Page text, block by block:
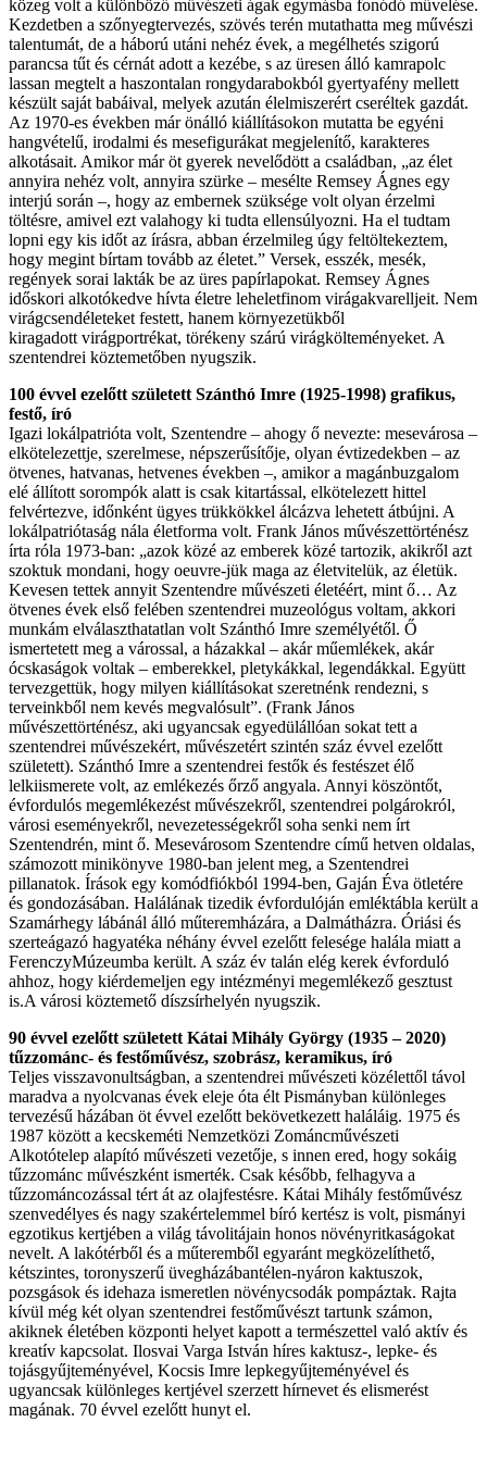
közeg volt a különböző művészeti ágak egymásba fonódó művelése.
Kezdetben a szőnyegtervezés, szövés terén mutathatta meg művészi
talentumát, de a háború utáni nehéz évek, a megélhetés szigorú
parancsa tűt és cérnát adott a kezébe, s az üresen álló kamrapolc
lassan megtelt a haszontalan rongydarabokból gyertyafény mellett
készült saját babáival, melyek azután élelmiszerért cseréltek gazdát.
Az 1970-es években már önálló kiállításokon mutatta be egyéni
hangvételű, irodalmi és mesefigurákat megjelenítő, karakteres
alkotásait. Amikor már öt gyerek nevelődött a családban, „az élet
annyira nehéz volt, annyira szürke – mesélte Remsey Ágnes egy
interjú során –, hogy az embernek szüksége volt olyan érzelmi
töltésre, amivel ezt valahogy ki tudta ellensúlyozni. Ha el tudtam
lopni egy kis időt az írásra, abban érzelmileg úgy feltöltekeztem,
hogy megint bírtam tovább az életet.” Versek, esszék, mesék,
regények sorai lakták be az üres papírlapokat. Remsey Ágnes
időskori alkotókedve hívta életre leheletfinom virágakvarelljeit. Nem
virágcsendéleteket festett, hanem környezetükből
kiragadott virágportrékat, törékeny szárú virágkölteményeket. A
szentendrei köztemetőben nyugszik.
100 évvel ezelőtt született Szánthó Imre (1925-1998) grafikus,
festő, író
Igazi lokálpatrióta volt, Szentendre – ahogy ő nevezte: mesevárosa –
elkötelezettje, szerelmese, népszerűsítője, olyan évtizedekben – az
ötvenes, hatvanas, hetvenes években –, amikor a magánbuzgalom
elé állított sorompók alatt is csak kitartással, elkötelezett hittel
felvértezve, időnként ügyes trükkökkel álcázva lehetett átbújni. A
lokálpatriótaság nála életforma volt. Frank János művészettörténész
írta róla 1973-ban: „azok közé az emberek közé tartozik, akikről azt
szoktuk mondani, hogy oeuvre-jük maga az életvitelük, az életük.
Kevesen tettek annyit Szentendre művészeti életéért, mint ő… Az
ötvenes évek első felében szentendrei muzeológus voltam, akkori
munkám elválaszthatatlan volt Szánthó Imre személyétől. Ő
ismertetett meg a várossal, a házakkal – akár műemlékek, akár
ócskaságok voltak – emberekkel, pletykákkal, legendákkal. Együtt
tervezgettük, hogy milyen kiállításokat szeretnénk rendezni, s
terveinkből nem kevés megvalósult”. (Frank János
művészettörténész, aki ugyancsak egyedülállóan sokat tett a
szentendrei művészekért, művészetért szintén száz évvel ezelőtt
született). Szánthó Imre a szentendrei festők és festészet élő
lelkiismerete volt, az emlékezés őrző angyala. Annyi köszöntőt,
évfordulós megemlékezést művészekről, szentendrei polgárokról,
városi eseményekről, nevezetességekről soha senki nem írt
Szentendrén, mint ő. Mesevárosom Szentendre című hetven oldalas,
számozott minikönyve 1980-ban jelent meg, a Szentendrei
pillanatok. Írások egy komódfiókból 1994-ben, Gaján Éva ötletére
és gondozásában. Halálának tizedik évfordulóján emléktábla került a
Szamárhegy lábánál álló műteremházára, a Dalmátházra. Óriási és
szerteágazó hagyatéka néhány évvel ezelőtt felesége halála miatt a
FerenczyMúzeumba került. A száz év talán elég kerek évforduló
ahhoz, hogy kiérdemeljen egy intézményi megemlékező gesztust
is.A városi köztemető díszsírhelyén nyugszik.
90 évvel ezelőtt született Kátai Mihály György (1935 – 2020)
tűzzománc- és festőművész, szobrász, keramikus, író
Teljes visszavonultságban, a szentendrei művészeti közélettől távol
maradva a nyolcvanas évek eleje óta élt Pismányban különleges
tervezésű házában öt évvel ezelőtt bekövetkezett haláláig. 1975 és
1987 között a kecskeméti Nemzetközi Zománcművészeti
Alkotótelep alapító művészeti vezetője, s innen ered, hogy sokáig
tűzzománc művészként ismerték. Csak később, felhagyva a
tűzzománcozással tért át az olajfestésre. Kátai Mihály festőművész
szenvedélyes és nagy szakértelemmel bíró kertész is volt, pismányi
egzotikus kertjében a világ távolitájain honos növényritkaságokat
nevelt. A lakótérből és a műteremből egyaránt megközelíthető,
kétszintes, toronyszerű üvegházábantélen-nyáron kaktuszok,
pozsgások és idehaza ismeretlen növénycsodák pompáztak. Rajta
kívül még két olyan szentendrei festőművészt tartunk számon,
akiknek életében központi helyet kapott a természettel való aktív és
kreatív kapcsolat. Ilosvai Varga István híres kaktusz-, lepke- és
tojásgyűjteményével, Kocsis Imre lepkegyűjteményével és
ugyancsak különleges kertjével szerzett hírnevet és elismerést
magának. 70 évvel ezelőtt hunyt el.